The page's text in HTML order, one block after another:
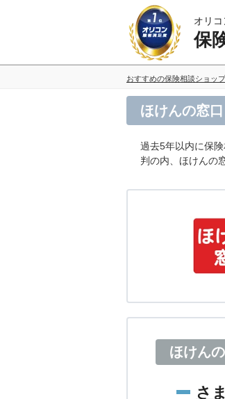
オリ
保
おすすめの保険相談ショッ
ほけんの窓
過去5年以内に保
判の内、ほけんの
ほけん
さ